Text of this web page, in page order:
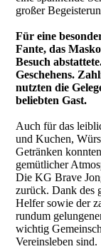
großer
Für eine
Fante, das
Besuch
Geschehens.
nutzten die
beliebten Gast.
Auch für das
und Kuchen,
Getränken
gemütlicher
Die KG Brave
zurück. Dank des
Helfer sowie der
rundum
wichtig
Vereinsleben sind.